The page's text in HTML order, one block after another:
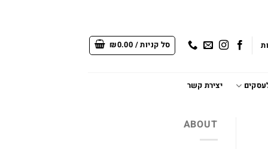
סל קניות / ₪0.00
יצירת קשר
ABOUT